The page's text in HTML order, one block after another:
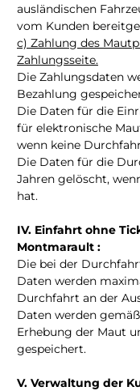
ausländischen
vom Kunden
c) Zahlung des
Zahlungsseite.
Die Zahlungsdaten
Bezahlung
Die Daten für die
für elektronische
wenn keine
Die Daten für die
Jahren gelöscht,
hat.
IV. Einfahrt ohne
Montmarault :
Die bei der
Daten werden
Durchfahrt an der
Daten werden
Erhebung der Maut
gespeichert.
V. Verwaltung der